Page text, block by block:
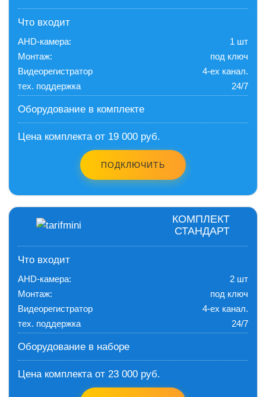
Что входит
AHD-камера:
1 шт
Монтаж:
под ключ
Видеорегистратор
4-ех канал.
тех. поддержка
24/7
Оборудование в комплекте
Цена комплекта от 19 000 руб.
ПОДКЛЮЧИТЬ
КОМПЛЕКТ
СТАНДАРТ
Что входит
AHD-камера:
2 шт
Монтаж:
под ключ
Видеорегистратор
4-ех канал.
тех. поддержка
24/7
Оборудование в наборе
Цена комплекта от 23 000 руб.